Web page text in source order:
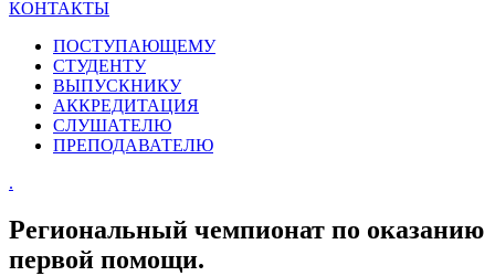
КОНТАКТЫ
ПОСТУПАЮЩЕМУ
СТУДЕНТУ
ВЫПУСКНИКУ
АККРЕДИТАЦИЯ
СЛУШАТЕЛЮ
ПРЕПОДАВАТЕЛЮ
.
Региональный чемпионат по оказанию
первой помощи.